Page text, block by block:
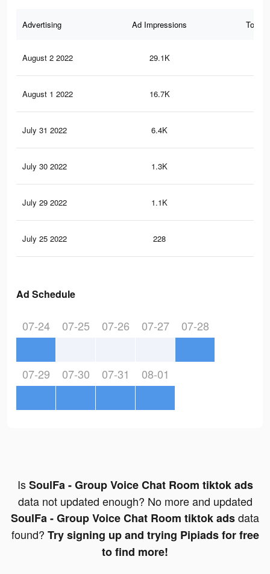
Advertising Ad Impressions Total
August 2 2022 29.1K
August 1 2022 16.7K
July 31 2022 6.4K
July 30 2022 1.3K
July 29 2022 1.1K
July 25 2022 228
Ad Schedule
07-24 07-25 07-26 07-27 07-28
07-29 07-30 07-31 08-01
IsSoulFa - Group Voice Chat Room tiktok ads
data not updated enough? No more and updated
SoulFa - Group Voice Chat Room tiktok adsdata
found? Try signing up and trying Pipiads for free
to find more!